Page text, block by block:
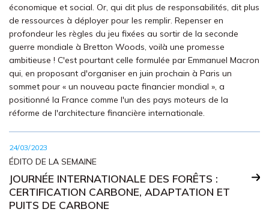
économique et social. Or, qui dit plus de responsabilités, dit plus
de ressources à déployer pour les remplir. Repenser en
profondeur les règles du jeu fixées au sortir de la seconde
guerre mondiale à Bretton Woods, voilà une promesse
ambitieuse ! C'est pourtant celle formulée par Emmanuel Macron
qui, en proposant d'organiser en juin prochain à Paris un
sommet pour « un nouveau pacte financier mondial », a
positionné la France comme l'un des pays moteurs de la
réforme de l'architecture financière internationale.
24/03/2023
ÉDITO DE LA SEMAINE
JOURNÉE INTERNATIONALE DES FORÊTS :
CERTIFICATION CARBONE, ADAPTATION ET
PUITS DE CARBONE